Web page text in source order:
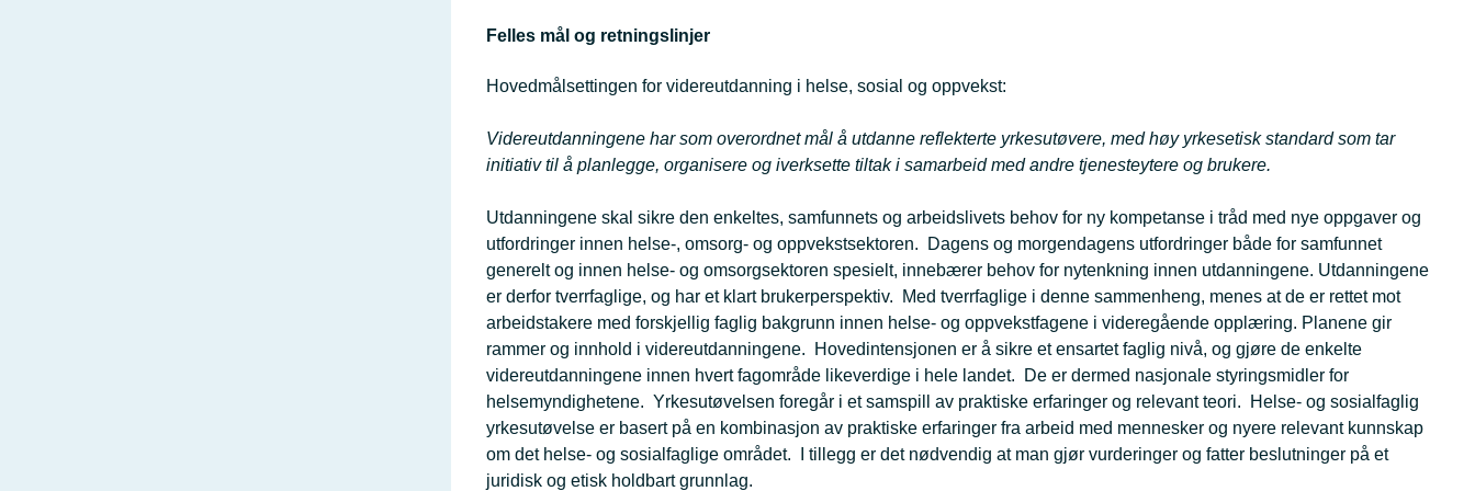
Felles mål og retningslinjer
Hovedmålsettingen for videreutdanning i helse, sosial og oppvekst:
Videreutdanningene har som overordnet mål å utdanne reflekterte yrkesutøvere, med høy yrkesetisk standard som tar
initiativ til å planlegge, organisere og iverksette tiltak i samarbeid med andre tjenesteytere og brukere.
Utdanningene skal sikre den enkeltes, samfunnets og arbeidslivets behov for ny kompetanse i tråd med nye oppgaver og
utfordringer innen helse-, omsorg- og oppvekstsektoren. Dagens og morgendagens utfordringer både for samfunnet
generelt og innen helse- og omsorgsektoren spesielt, innebærer behov for nytenkning innen utdanningene. Utdanningene
er derfor tverrfaglige, og har et klart brukerperspektiv. Med tverrfaglige i denne sammenheng, menes at de er rettet mot
arbeidstakere med forskjellig faglig bakgrunn innen helse- og oppvekstfagene i videregående opplæring. Planene gir
rammer og innhold i videreutdanningene. Hovedintensjonen er å sikre et ensartet faglig nivå, og gjøre de enkelte
videreutdanningene innen hvert fagområde likeverdige i hele landet. De er dermed nasjonale styringsmidler for
helsemyndighetene. Yrkesutøvelsen foregår i et samspill av praktiske erfaringer og relevant teori. Helse- og sosialfaglig
yrkesutøvelse er basert på en kombinasjon av praktiske erfaringer fra arbeid med mennesker og nyere relevant kunnskap
om det helse- og sosialfaglige området. I tillegg er det nødvendig at man gjør vurderinger og fatter beslutninger på et
juridisk og etisk holdbart grunnlag.